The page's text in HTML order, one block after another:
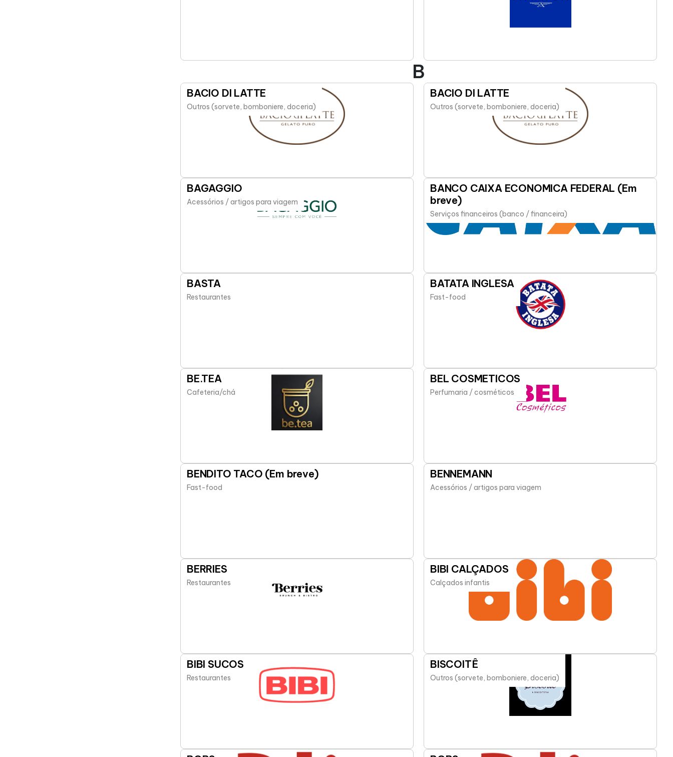
B
BACIO DI LATTE
Outros (sorvete, bomboniere, doceria)
BACIO DI LATTE
Outros (sorvete, bomboniere, doceria)
BAGAGGIO
Acessórios / artigos para viagem
BANCO CAIXA ECONOMICA FEDERAL (Em
breve)
Serviços financeiros (banco / financeira)
BASTA
Restaurantes
BATATA INGLESA
Fast-food
BE.TEA
Cafeteria/chá
BEL COSMETICOS
Perfumaria / cosméticos
BENDITO TACO (Em breve)
Fast-food
BENNEMANN
Acessórios / artigos para viagem
BERRIES
Restaurantes
BIBI CALÇADOS
Calçados infantis
BIBI SUCOS
Restaurantes
BISCOITÊ
Outros (sorvete, bomboniere, doceria)